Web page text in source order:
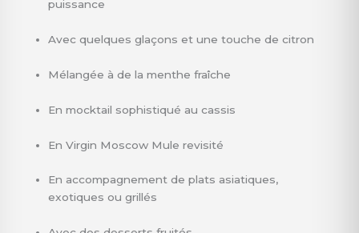
puissance
Avec quelques glaçons et une touche de citron
Mélangée à de la menthe fraîche
En mocktail sophistiqué au cassis
En Virgin Moscow Mule revisité
En accompagnement de plats asiatiques,
exotiques ou grillés